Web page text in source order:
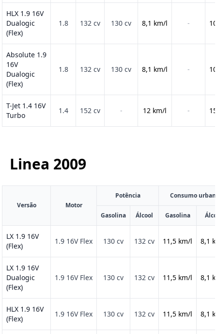
HLX 1.9 16V
Dualogic
(Flex)
1.8 132 cv 130 cv 8,1 km/l -
Absolute 1.9
16V
Dualogic
(Flex)
1.8 132 cv 130 cv 8,1 km/l -
T-Jet 1.4 16V
Turbo
1.4 152 cv - 12 km/l -
Linea 2009
Versão Motor
Potência Consumo
Gasolina Álcool Gasolina
LX 1.9 16V
(Flex)
1.9 16V Flex 130 cv 132 cv 11,5 km/l 8,1
LX 1.9 16V
Dualogic
(Flex)
1.9 16V Flex 130 cv 132 cv 11,5 km/l 8,1
HLX 1.9 16V
(Flex)
1.9 16V Flex 130 cv 132 cv 11,5 km/l 8,1